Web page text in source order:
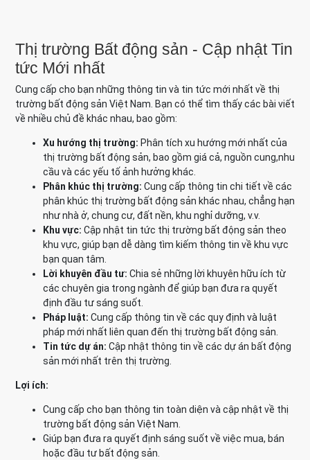
Thị trường Bất động sản - Cập nhật Tin
tức Mới nhất
Cung cấp cho bạn những thông tin và tin tức mới nhất về thị
trường bất động sản Việt Nam. Bạn có thể tìm thấy các bài viết
về nhiều chủ đề khác nhau, bao gồm:
Xu hướng thị trường: Phân tích xu hướng mới nhất của
thị trường bất động sản, bao gồm giá cả, nguồn cung,nhu
cầu và các yếu tố ảnh hưởng khác.
Phân khúc thị trường: Cung cấp thông tin chi tiết về các
phân khúc thị trường bất động sản khác nhau, chẳng hạn
như nhà ở, chung cư, đất nền, khu nghỉ dưỡng, v.v.
Khu vực: Cập nhật tin tức thị trường bất động sản theo
khu vực, giúp bạn dễ dàng tìm kiếm thông tin về khu vực
bạn quan tâm.
Lời khuyên đầu tư: Chia sẻ những lời khuyên hữu ích từ
các chuyên gia trong ngành để giúp bạn đưa ra quyết
định đầu tư sáng suốt.
Pháp luật: Cung cấp thông tin về các quy định và luật
pháp mới nhất liên quan đến thị trường bất động sản.
Tin tức dự án: Cập nhật thông tin về các dự án bất động
sản mới nhất trên thị trường.
Lợi ích:
Cung cấp cho bạn thông tin toàn diện và cập nhật về thị
trường bất động sản Việt Nam.
Giúp bạn đưa ra quyết định sáng suốt về việc mua, bán
hoặc đầu tư bất động sản.